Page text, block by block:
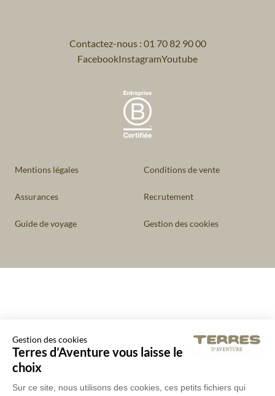
Gestion des cookies
Terres d’Aventure vous laisse le
choix
Sur ce site, nous utilisons des cookies, ces petits fichiers qui
Contactez-nous : 01 70 82 90 00
FacebookInstagramYoutube
Mentions légales Conditions de vente
Assurances Recrutement
Guide de voyage Gestion des cookies